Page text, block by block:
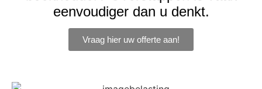
eenvoudiger dan u denkt.
Vraag hier uw offerte aan!